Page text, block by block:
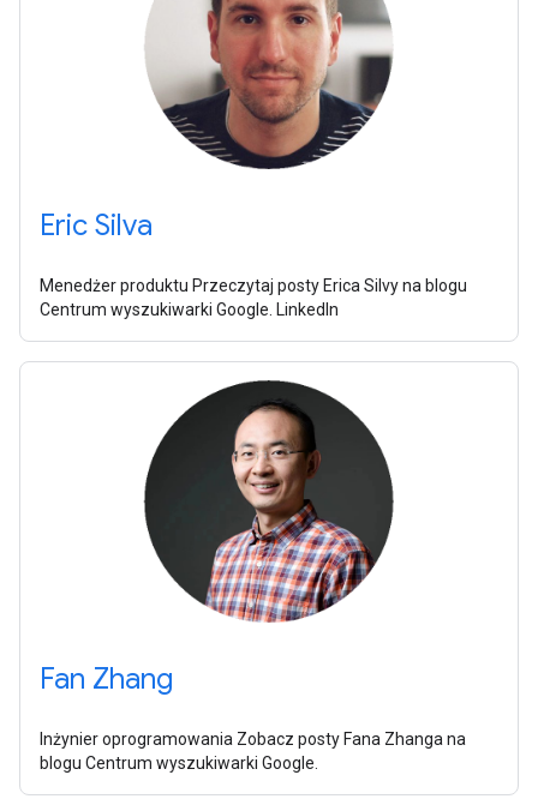
Eric Silva
Menedżer produktu Przeczytaj posty Erica Silvy na blogu
Centrum wyszukiwarki Google. LinkedIn
Fan Zhang
Inżynier oprogramowania Zobacz posty Fana Zhanga na
blogu Centrum wyszukiwarki Google.